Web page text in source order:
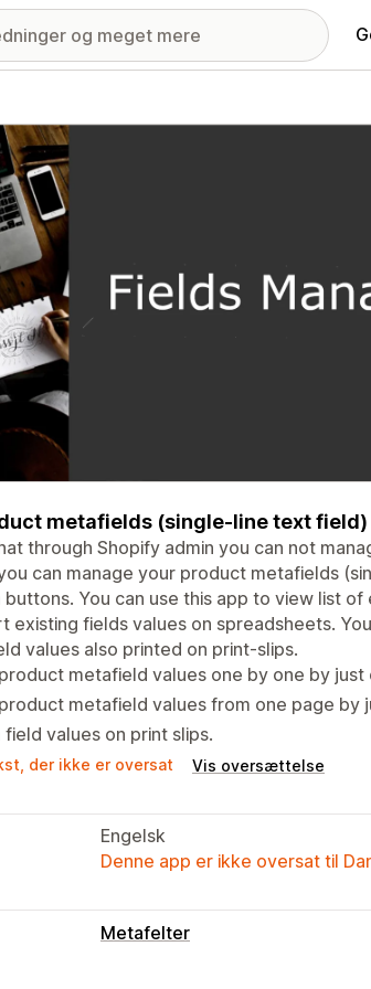
billeder
metafields (single-line text
through Shopify admin you can not
can manage your product metafields
buttons. You can use this app to view list
existing fields values on spreadsheets.
values also printed on print-slips.
metafield values one by one by just
metafield values from one page by
field values on print slips.
der ikke er oversat Vis oversættelse
Engelsk
Denne app er ikke oversat til
Metafelter